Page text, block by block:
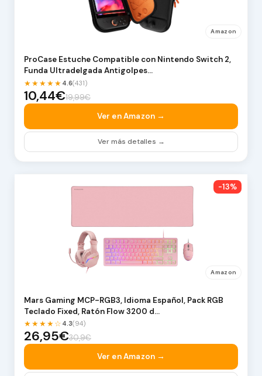
Amazon
ProCase Estuche Compatible con Nintendo Switch 2,
Funda Ultradelgada Antigolpes…
★★★★★ 4.6(431)
10,44€19,99€
Ver en Amazon →
Ver más detalles →
-13%
Amazon
Mars Gaming MCP-RGB3, Idioma Español, Pack RGB
Teclado Fixed, Ratón Flow 3200 d…
★★★★☆ 4.3(94)
26,95€30,9€
Ver en Amazon →